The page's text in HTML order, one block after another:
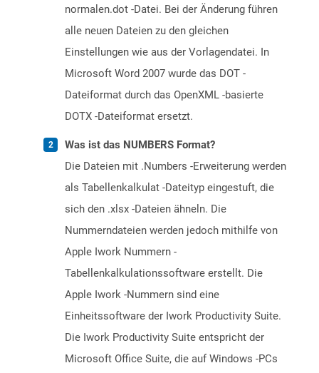
normalen.dot -Datei. Bei der Änderung führen
alle neuen Dateien zu den gleichen
Einstellungen wie aus der Vorlagendatei. In
Microsoft Word 2007 wurde das DOT -
Dateiformat durch das OpenXML -basierte
DOTX -Dateiformat ersetzt.
Was ist das NUMBERS Format?
Die Dateien mit .Numbers -Erweiterung werden
als Tabellenkalkulat -Dateityp eingestuft, die
sich den .xlsx -Dateien ähneln. Die
Nummerndateien werden jedoch mithilfe von
Apple Iwork Nummern -
Tabellenkalkulationssoftware erstellt. Die
Apple Iwork -Nummern sind eine
Einheitssoftware der Iwork Productivity Suite.
Die Iwork Productivity Suite entspricht der
Microsoft Office Suite, die auf Windows -PCs